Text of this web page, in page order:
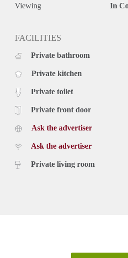
Viewing In
FACILITIES
Private bathroom
Private kitchen
Private toilet
Private front door
Ask the advertiser
Ask the advertiser
Private living room